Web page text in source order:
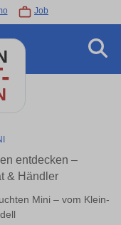
Job
entdecken –
& Händler
Mini – vom Klein-